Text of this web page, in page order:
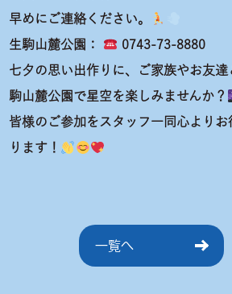
早めにご連絡ください。
生駒山麓公園：
0743-73-8880
七夕の思い出作りに、ご家族やお友達
駒山麓公園で星空を楽しみませんか？
皆様のご参加をスタッフ一同心よりお
ります！
一覧へ